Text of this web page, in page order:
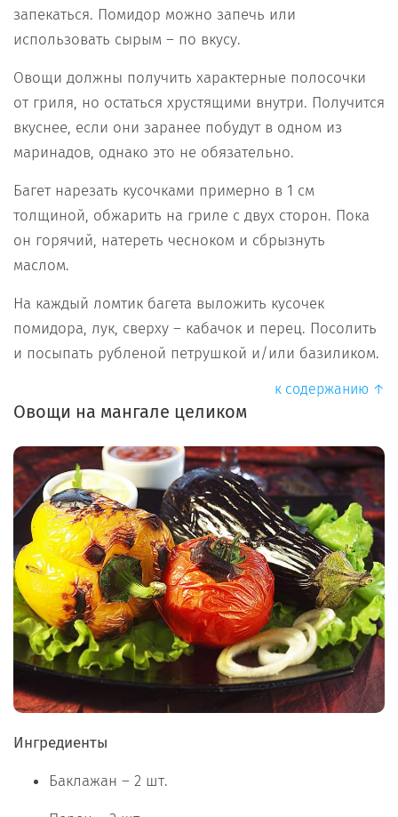
запекаться. Помидор можно запечь или
использовать сырым – по вкусу.
Овощи должны получить характерные полосочки
от гриля, но остаться хрустящими внутри. Получится
вкуснее, если они заранее побудут в одном из
маринадов, однако это не обязательно.
Багет нарезать кусочками примерно в 1 см
толщиной, обжарить на гриле с двух сторон. Пока
он горячий, натереть чесноком и сбрызнуть
маслом.
На каждый ломтик багета выложить кусочек
помидора, лук, сверху – кабачок и перец. Посолить
и посыпать рубленой петрушкой и/или базиликом.
к содержанию ↑
Овощи на мангале целиком
Ингредиенты
Баклажан – 2 шт.